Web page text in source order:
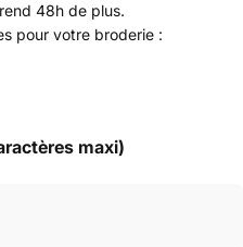
48h de plus.
pour votre broderie :
maxi)